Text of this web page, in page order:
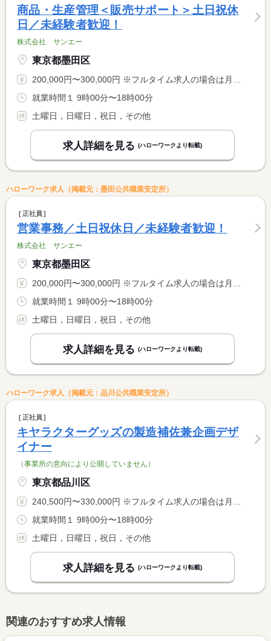
商品・生産管理＜販売サポート＞土日祝休
日／未経験者歓迎！
株式会社 サンエー
東京都墨田区
200,000円〜300,000円 ※フルタイム求人の場合は月額（換算額）、パート求人の場合は時間額を表示しています。
就業時間１ 9時00分〜18時00分
土曜日，日曜日，祝日，その他
求人詳細を見る (ハローワークより転載)
ハローワーク求人（掲載元：墨田公共職業安定所）
正社員
営業事務／土日祝休日／未経験者歓迎！
株式会社 サンエー
東京都墨田区
200,000円〜300,000円 ※フルタイム求人の場合は月額（換算額）、パート求人の場合は時間額を表示しています。
就業時間１ 9時00分〜18時00分
土曜日，日曜日，祝日，その他
求人詳細を見る (ハローワークより転載)
ハローワーク求人（掲載元：品川公共職業安定所）
正社員
キヤラクターグッズの製造補佐兼企画デザ
イナー
（事業所の意向により公開していません）
東京都品川区
240,500円〜330,000円 ※フルタイム求人の場合は月額（換算額）、パート求人の場合は時間額を表示しています。
就業時間１ 9時00分〜18時00分
土曜日，日曜日，祝日，その他
求人詳細を見る (ハローワークより転載)
関連のおすすめ求人情報